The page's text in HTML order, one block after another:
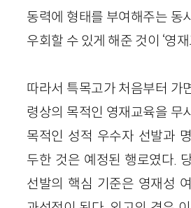
동력에 형태를 부여해주는 동
우회할 수 있게 해준 것이 ‘영
따라서 특목고가 처음부터 가
령상의 목적인 영재교육을 무
목적인 성적 우수자 선발과
두한 것은 예정된 행로였다.
선발의 핵심 기준은 영재성